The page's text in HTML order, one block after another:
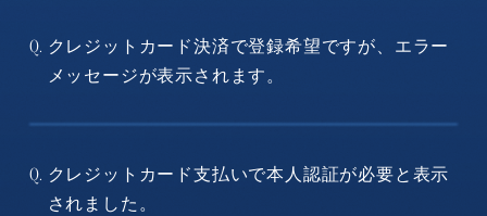
Q. クレジットカード決済で登録希望ですが、エラー
メッセージが表示されます。
Q. クレジットカード支払いで本人認証が必要と表示
されました。